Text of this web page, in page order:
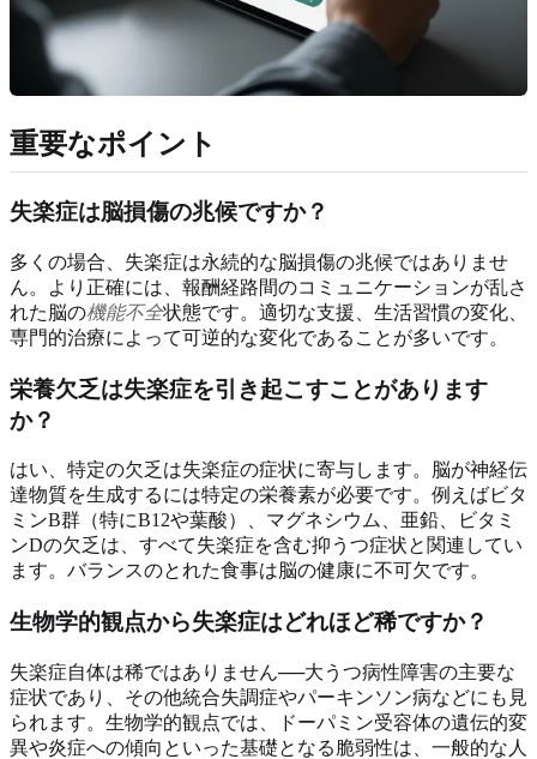
重要なポイント
失楽症は脳損傷の兆候ですか？
多くの場合、失楽症は永続的な脳損傷の兆候ではありませ
ん。より正確には、報酬経路間のコミュニケーションが乱さ
れた脳の機能不全状態です。適切な支援、生活習慣の変化、
専門的治療によって可逆的な変化であることが多いです。
栄養欠乏は失楽症を引き起こすことがあります
か？
はい、特定の欠乏は失楽症の症状に寄与します。脳が神経伝
達物質を生成するには特定の栄養素が必要です。例えばビタ
ミンB群（特にB12や葉酸）、マグネシウム、亜鉛、ビタミ
ンDの欠乏は、すべて失楽症を含む抑うつ症状と関連してい
ます。バランスのとれた食事は脳の健康に不可欠です。
生物学的観点から失楽症はどれほど稀ですか？
失楽症自体は稀ではありません──大うつ病性障害の主要な
症状であり、その他統合失調症やパーキンソン病などにも見
られます。生物学的観点では、ドーパミン受容体の遺伝的変
異や炎症への傾向といった基礎となる脆弱性は、一般的な人